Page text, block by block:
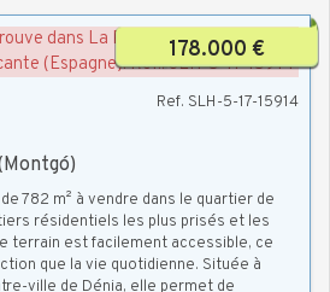
178.000 €
Ref. SLH-5-17-15914
782 m² à vendre dans le quartier de
résidentiels les plus prisés et les
terrain est facilement accessible, ce
que la vie quotidienne. Située à
ville de Dénia, elle permet de